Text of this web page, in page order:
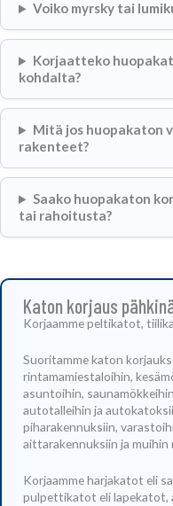
Voiko myrsky tai
Korjaatteko
kohdalta?
Mitä jos huopakaton
rakenteet?
Saako huopakaton
tai rahoitusta?
Katon korjaus
Korjaamme peltikatot,
Suoritamme katon
rintamamiestaloihin,
asuntoihin,
autotalleihin ja
piharakennuksiin,
aittarakennuksiin ja muihin
Korjaamme harjakatot eli
pulpettikatot eli lapekatot,